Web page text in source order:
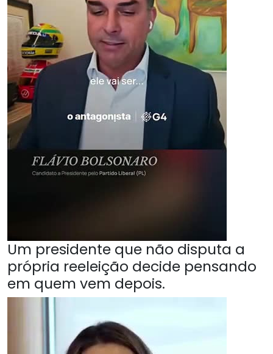
Um presidente que não disputa a
própria reeleição decide pensando
em quem vem depois.